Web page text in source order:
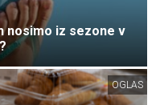
nosimo iz sezone v
OGLAS